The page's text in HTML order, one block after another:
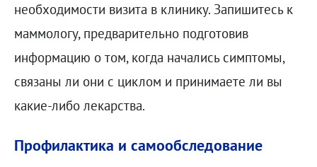
необходимости визита в клинику. Запишитесь к
маммологу, предварительно подготовив
информацию о том, когда начались симптомы,
связаны ли они с циклом и принимаете ли вы
какие-либо лекарства.
Профилактика и самообследование